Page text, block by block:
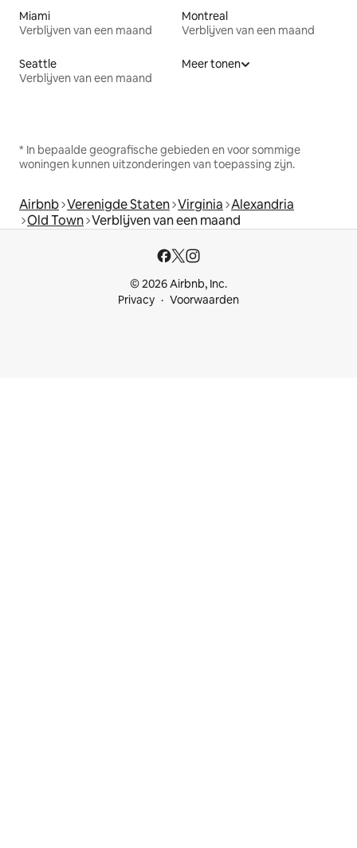
Miami
Verblijven van een maand
Montreal
Verblijven van een maand
Seattle
Verblijven van een maand
Meer tonen
* In bepaalde geografische gebieden en voor sommige
woningen kunnen uitzonderingen van toepassing zijn.
Airbnb Verenigde Staten Virginia Alexandria
Old Town Verblijven van een maand
© 2026 Airbnb, Inc.
Privacy
Voorwaarden